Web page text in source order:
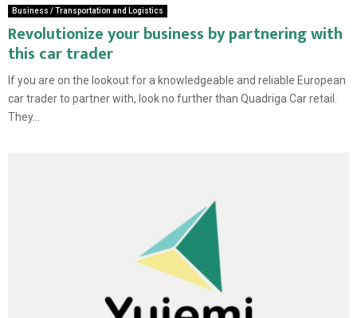
Business / Transportation and Logistics
Revolutionize your business by partnering with
this car trader
If you are on the lookout for a knowledgeable and reliable European
car trader to partner with, look no further than Quadriga Car retail.
They...